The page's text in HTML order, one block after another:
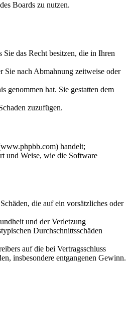
Boards zu nutzen.
Sie das Recht besitzen, die in Ihren
Sie nach Abmahnung zeitweise oder
genommen hat. Sie gestatten dem
zuzufügen.
handelt;
und Weise, wie die Software
die auf ein vorsätzliches oder
und der Verletzung
Durchschnittsschäden
auf die bei Vertragsschluss
insbesondere entgangenen Gewinn.